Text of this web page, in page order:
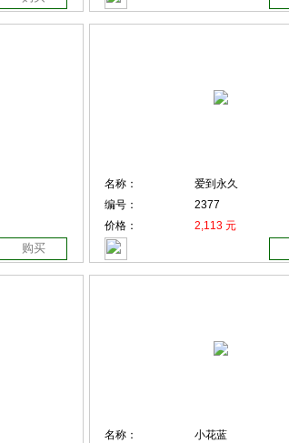
购买
名称：
爱到永久
编号：
2377
价格：
2,113 元
名称：
小花蓝